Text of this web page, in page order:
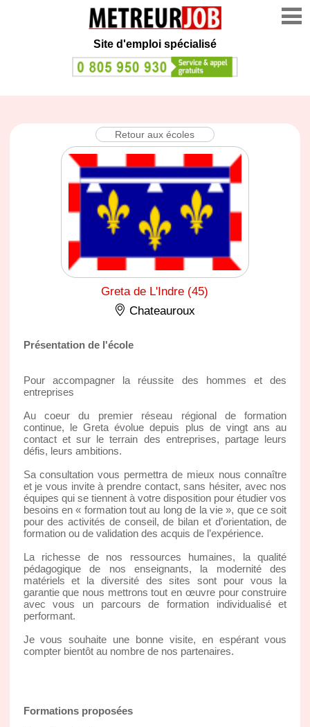
Site d'emploi spécialisé
Retour aux écoles
Greta de L'Indre (45)
Chateauroux
Présentation de l'école
Pour accompagner la réussite des hommes et des
entreprises
Au coeur du premier réseau régional de formation
continue, le Greta évolue depuis plus de vingt ans au
contact et sur le terrain des entreprises, partage leurs
défis, leurs ambitions.
Sa consultation vous permettra de mieux nous connaître
et je vous invite à prendre contact, sans hésiter, avec nos
équipes qui se tiennent à votre disposition pour étudier vos
besoins en « formation tout au long de la vie », que ce soit
pour des activités de conseil, de bilan et d’orientation, de
formation ou de validation des acquis de l’expérience.
La richesse de nos ressources humaines, la qualité
pédagogique de nos enseignants, la modernité des
matériels et la diversité des sites sont pour vous la
garantie que nous mettrons tout en œuvre pour construire
avec vous un parcours de formation individualisé et
performant.
Je vous souhaite une bonne visite, en espérant vous
compter bientôt au nombre de nos partenaires.
Formations proposées